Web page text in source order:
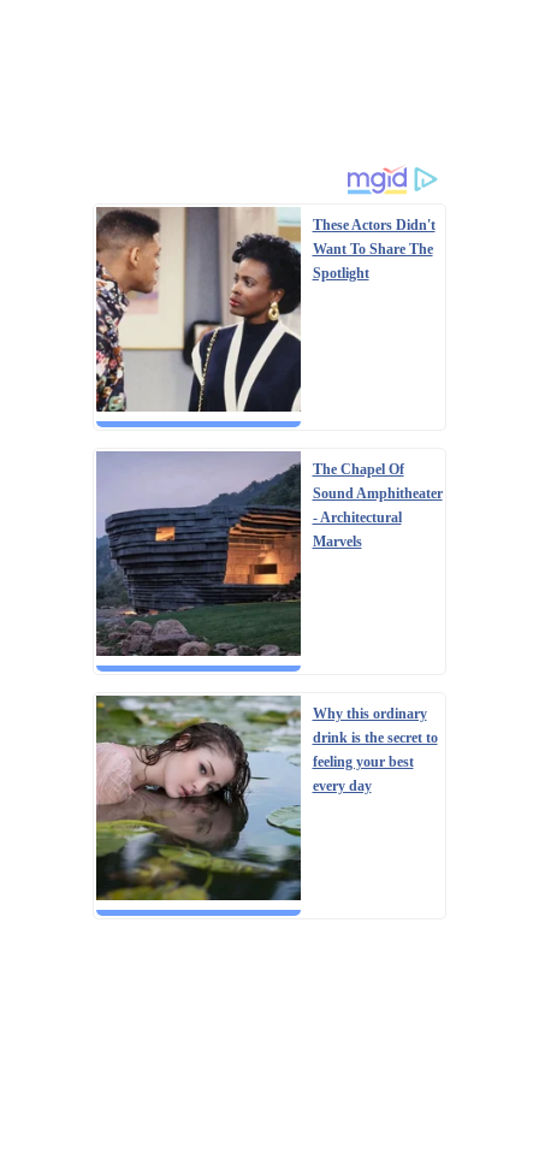
These Actors Didn't
Want To Share The
Spotlight
The Chapel Of
Sound Amphitheater
- Architectural
Marvels
Why this ordinary
drink is the secret to
feeling your best
every day